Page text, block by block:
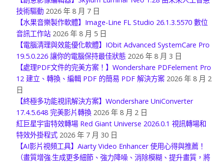
技術驅動 2026 年 8 月 7 日
【水果音樂製作軟體】Image-Line FL Studio 26.1.3.5570 數位
音訊工作站 2026 年 8 月 5 日
【電腦清理與效能優化軟體】IObit Advanced SystemCare Pro
19.5.0.226 讓你的電腦保持最佳狀態 2026 年 8 月 3 日
【處理PDF文件的完美方案！】Wondershare PDFelement Pro
12 建立、轉換、編輯 PDF 的簡易 PDF 解決方案 2026 年 8 月 2
日
【終極多功能視訊解決方案】Wondershare UniConverter
17.4.5.648 完美影片轉換 2026 年 8 月 2 日
紅巨星宇宙特效轉場 Red Giant Universe 2026.0.1 視訊轉場和
特效外掛程式 2026 年 7 月 30 日
【AI影片視頻工具】Aiarty Video Enhancer 使用心得與推薦！
（畫質增強.生成更多細節、強力降噪、消除模糊、提升畫質，將